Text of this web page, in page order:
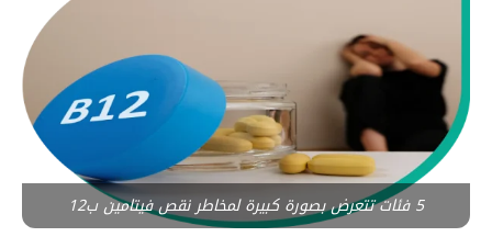
5 فئات تتعرض بصورة كبيرة لمخاطر نقص فيتامين ب12